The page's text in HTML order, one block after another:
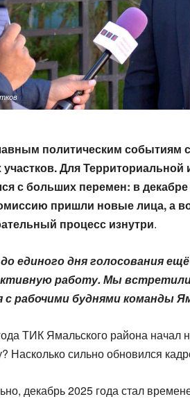
политическим событиям
Для
с больших перемен: в
пришли новые лица, а
процесс изнутри.
единого дня голосования
работу. Мы
с рабочими буднями команды
ТИК Ямальского района начал
Насколько сильно обновился
декабрь 2025 года стал